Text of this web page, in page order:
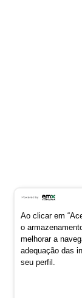
Ao clicar em
o
melhorar a
adequação das
seu perfil.